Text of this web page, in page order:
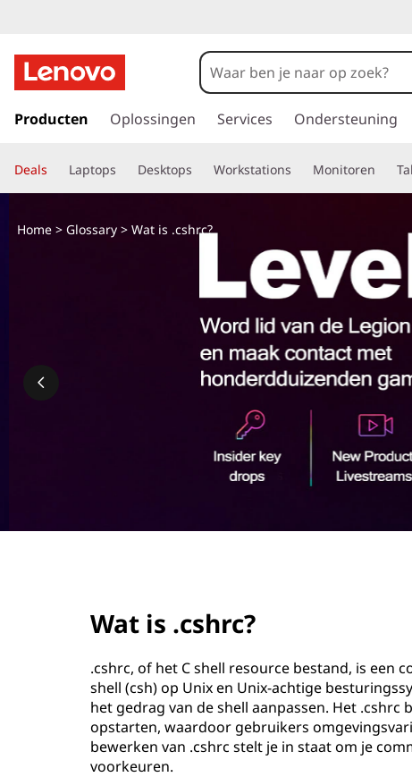
a
a
a
r
e
Producten Oplossingen Services Ondersteuning
Deals Laptops Desktops Workstations Monitoren
Home> Glossary> Wat is .cshrc?
Wat is .cshrc?
.cshrc, of het C shell resource bestand, is
shell (csh) op Unix en Unix-achtige
het gedrag van de shell aanpassen. Het
opstarten, waardoor gebruikers
bewerken van .cshrc stelt je in staat om je
voorkeuren.